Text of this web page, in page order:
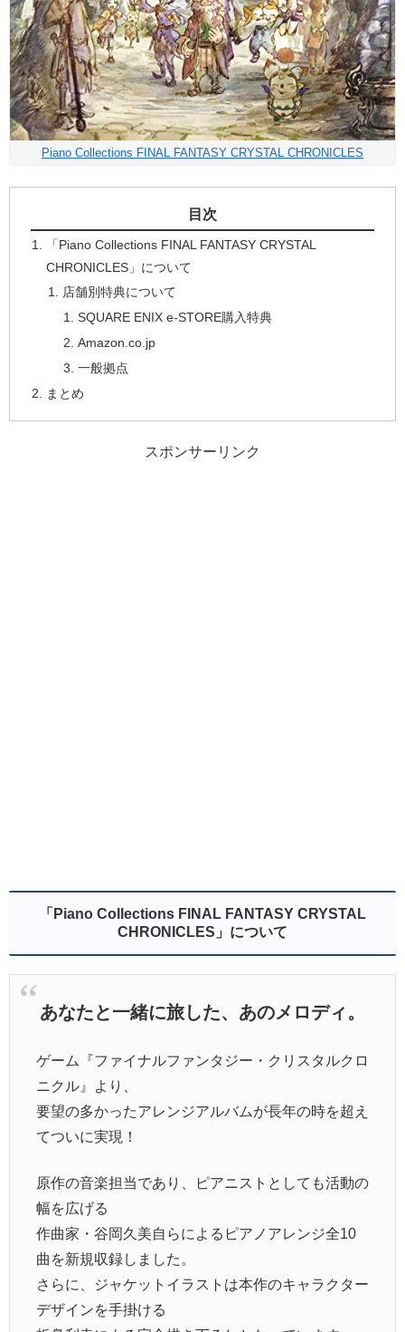
Piano Collections FINAL FANTASY CRYSTAL CHRONICLES
目次
「Piano Collections FINAL FANTASY CRYSTAL
CHRONICLES」について
店舗別特典について
SQUARE ENIX e-STORE購入特典
Amazon.co.jp
一般拠点
まとめ
スポンサーリンク
「Piano Collections FINAL FANTASY CRYSTAL
CHRONICLES」について
あなたと一緒に旅した、あのメロディ。
ゲーム『ファイナルファンタジー・クリスタルクロ
ニクル』より、
要望の多かったアレンジアルバムが長年の時を超え
てついに実現！
原作の音楽担当であり、ピアニストとしても活動の
幅を広げる
作曲家・谷岡久美自らによるピアノアレンジ全10
曲を新規収録しました。
さらに、ジャケットイラストは本作のキャラクター
デザインを手掛ける